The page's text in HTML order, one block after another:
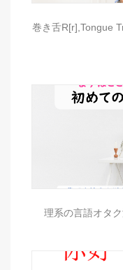
巻き舌R[r],Tongue
理系の言語オタ